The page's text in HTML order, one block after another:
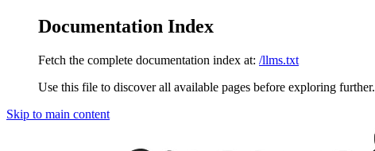
Documentation Index
Fetch the complete documentation index at: /llms.txt
Use this file to discover all available pages before exploring further.
Skip to main content